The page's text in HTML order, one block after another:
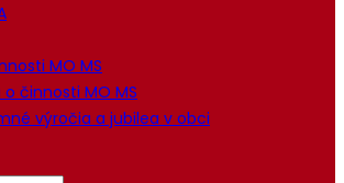
MO MS
o činnosti MO MS
výročia a jubilea v obci